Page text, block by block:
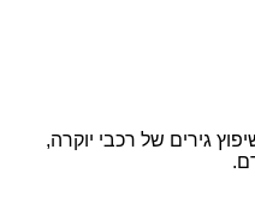
גירים של רכבי יוקרה,